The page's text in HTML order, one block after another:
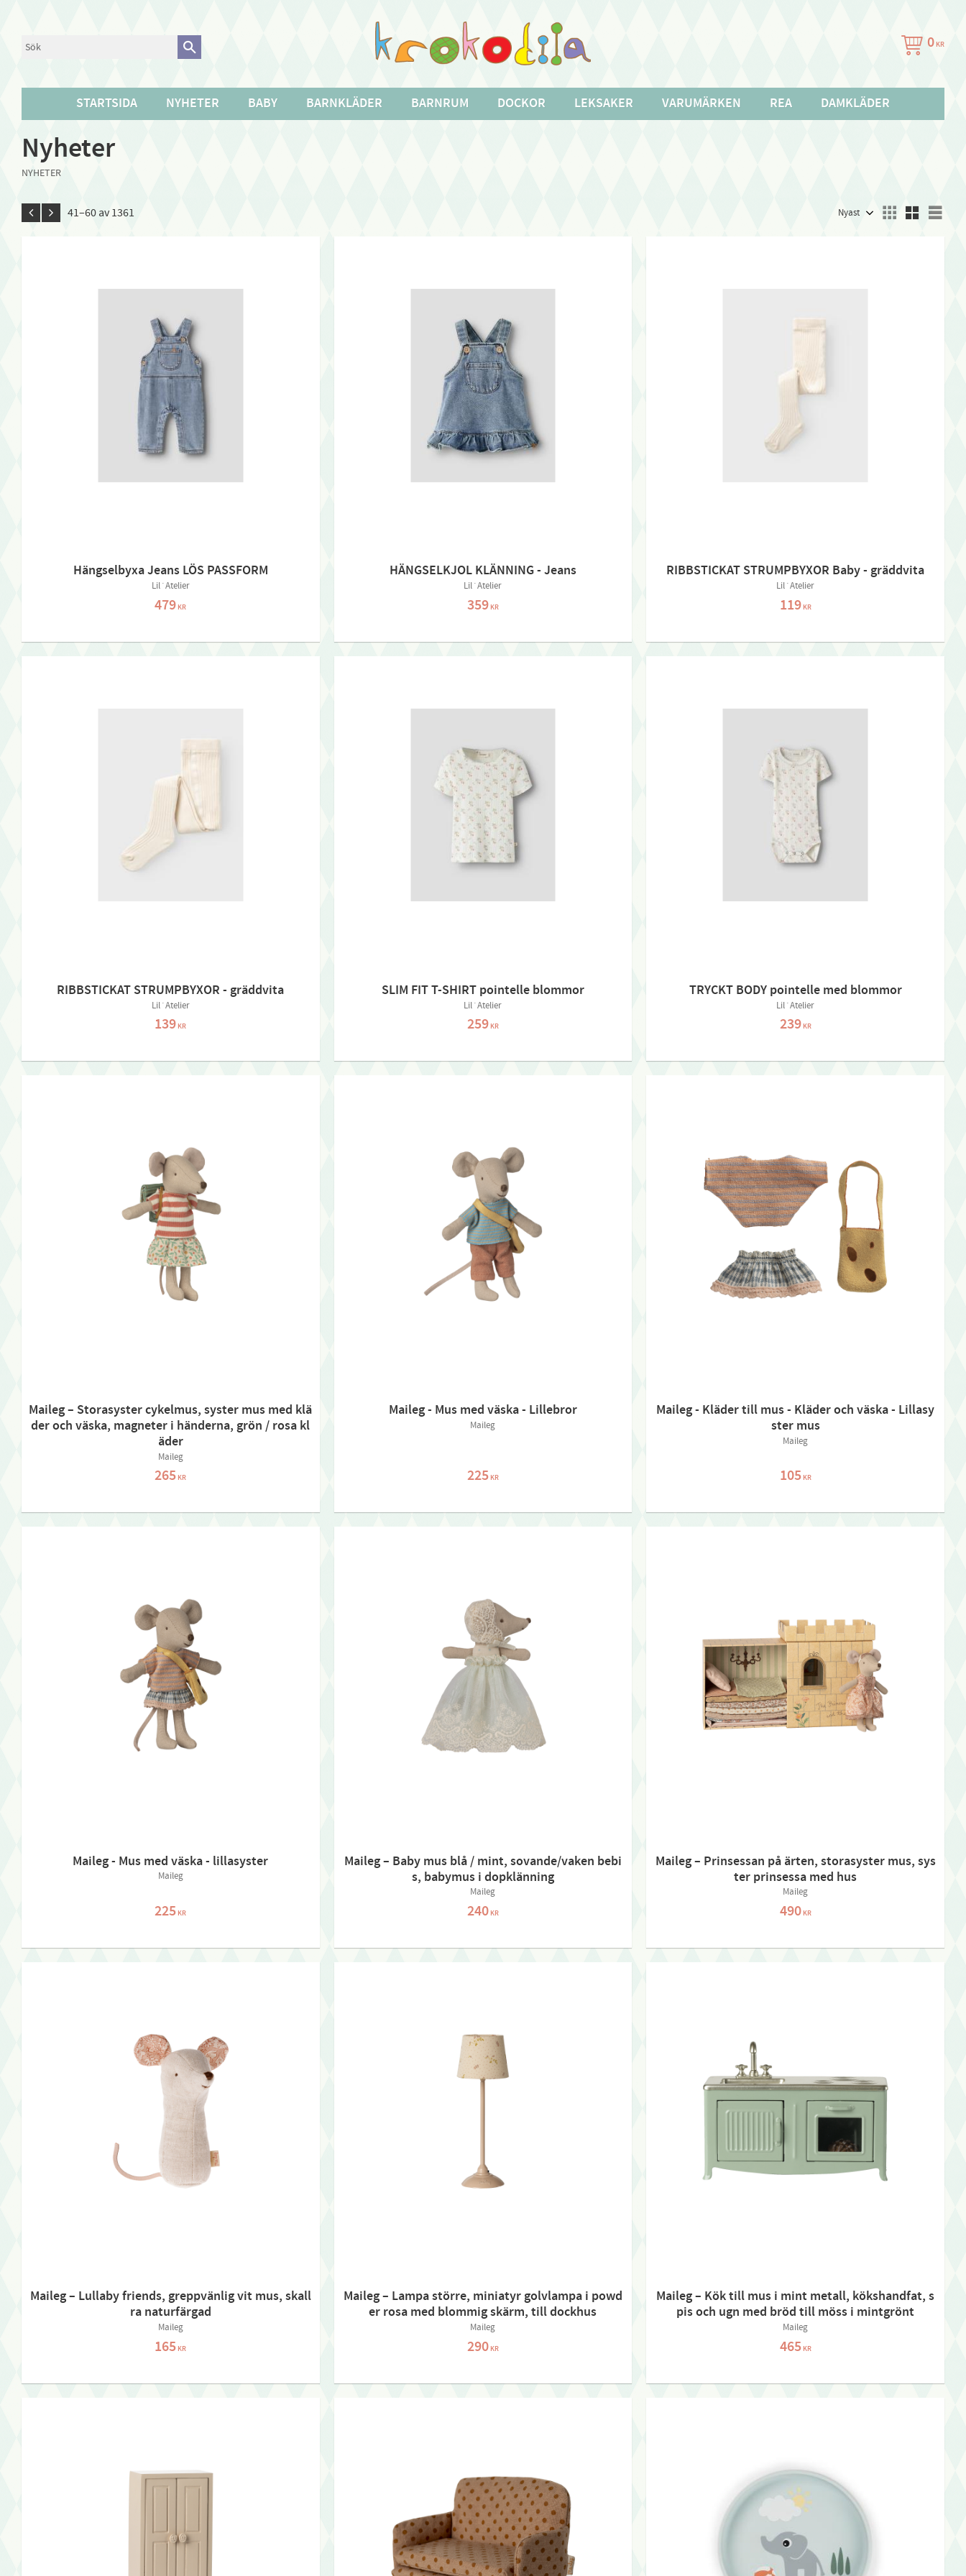
0 KR
STARTSIDA NYHETER BABY BARNKLÄDER BARNRUM DOCKOR LEKSAKER VARUMÄRKEN REA DAMKLÄDER
Nyheter
NYHETER
41–60 av1361
Hängselbyxa Jeans LÖS PASSFORM
Lil´Atelier
479KR
HÄNGSELKJOL KLÄNNING - Jeans
Lil´Atelier
359KR
RIBBSTICKAT STRUMPBYXOR Baby - gräddvita
Lil´Atelier
119KR
RIBBSTICKAT STRUMPBYXOR - gräddvita
Lil´Atelier
139KR
SLIM FIT T-SHIRT pointelle blommor
Lil´Atelier
259KR
TRYCKT BODY pointelle med blommor
Lil´Atelier
239KR
Maileg – Storasyster cykelmus, syster mus med klä
der och väska, magneter i händerna, grön / rosa kl
äder
Maileg
265KR
Maileg - Mus med väska - Lillebror
Maileg
225KR
Maileg - Kläder till mus - Kläder och väska - Lillasy
ster mus
Maileg
105KR
Maileg - Mus med väska - lillasyster
Maileg
225KR
Maileg – Baby mus blå / mint, sovande/vaken bebi
s, babymus i dopklänning
Maileg
240KR
Maileg – Prinsessan på ärten, storasyster mus, sys
ter prinsessa med hus
Maileg
490KR
Maileg – Lullaby friends, greppvänlig vit mus, skall
ra naturfärgad
Maileg
165KR
Maileg – Lampa större, miniatyr golvlampa i powd
er rosa med blommig skärm, till dockhus
Maileg
290KR
Maileg – Kök till mus i mint metall, kökshandfat, s
pis och ugn med bröd till möss i mintgrönt
Maileg
465KR